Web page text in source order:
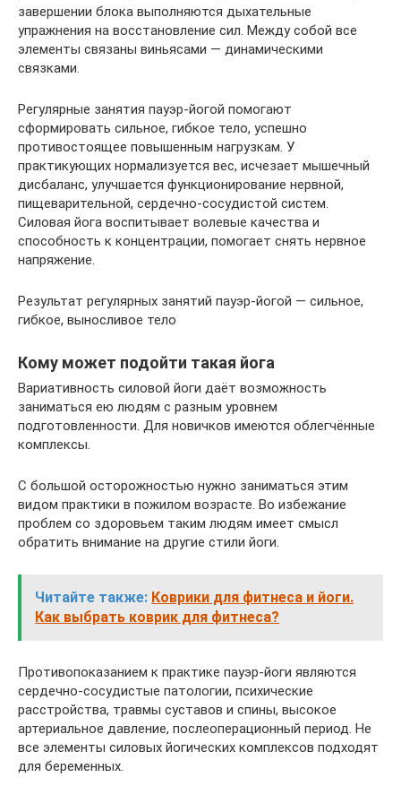
завершении блока выполняются дыхательные
упражнения на восстановление сил. Между собой все
элементы связаны виньясами — динамическими
связками.
Регулярные занятия пауэр-йогой помогают
сформировать сильное, гибкое тело, успешно
противостоящее повышенным нагрузкам. У
практикующих нормализуется вес, исчезает мышечный
дисбаланс, улучшается функционирование нервной,
пищеварительной, сердечно-сосудистой систем.
Силовая йога воспитывает волевые качества и
способность к концентрации, помогает снять нервное
напряжение.
Результат регулярных занятий пауэр-йогой — сильное,
гибкое, выносливое тело
Кому может подойти такая йога
Вариативность силовой йоги даёт возможность
заниматься ею людям с разным уровнем
подготовленности. Для новичков имеются облегчённые
комплексы.
С большой осторожностью нужно заниматься этим
видом практики в пожилом возрасте. Во избежание
проблем со здоровьем таким людям имеет смысл
обратить внимание на другие стили йоги.
Читайте также: Коврики для фитнеса и йоги.
Как выбрать коврик для фитнеса?
Противопоказанием к практике пауэр-йоги являются
сердечно-сосудистые патологии, психические
расстройства, травмы суставов и спины, высокое
артериальное давление, послеоперационный период. Не
все элементы силовых йогических комплексов подходят
для беременных.